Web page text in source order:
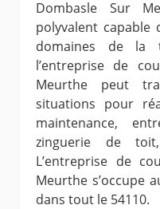
Dombasle Sur
polyvalent capable
domaines de la
l’entreprise de
Meurthe peut
situations pour
maintenance,
zinguerie de
L’entreprise de
Meurthe s’occupe
dans tout le 54110.